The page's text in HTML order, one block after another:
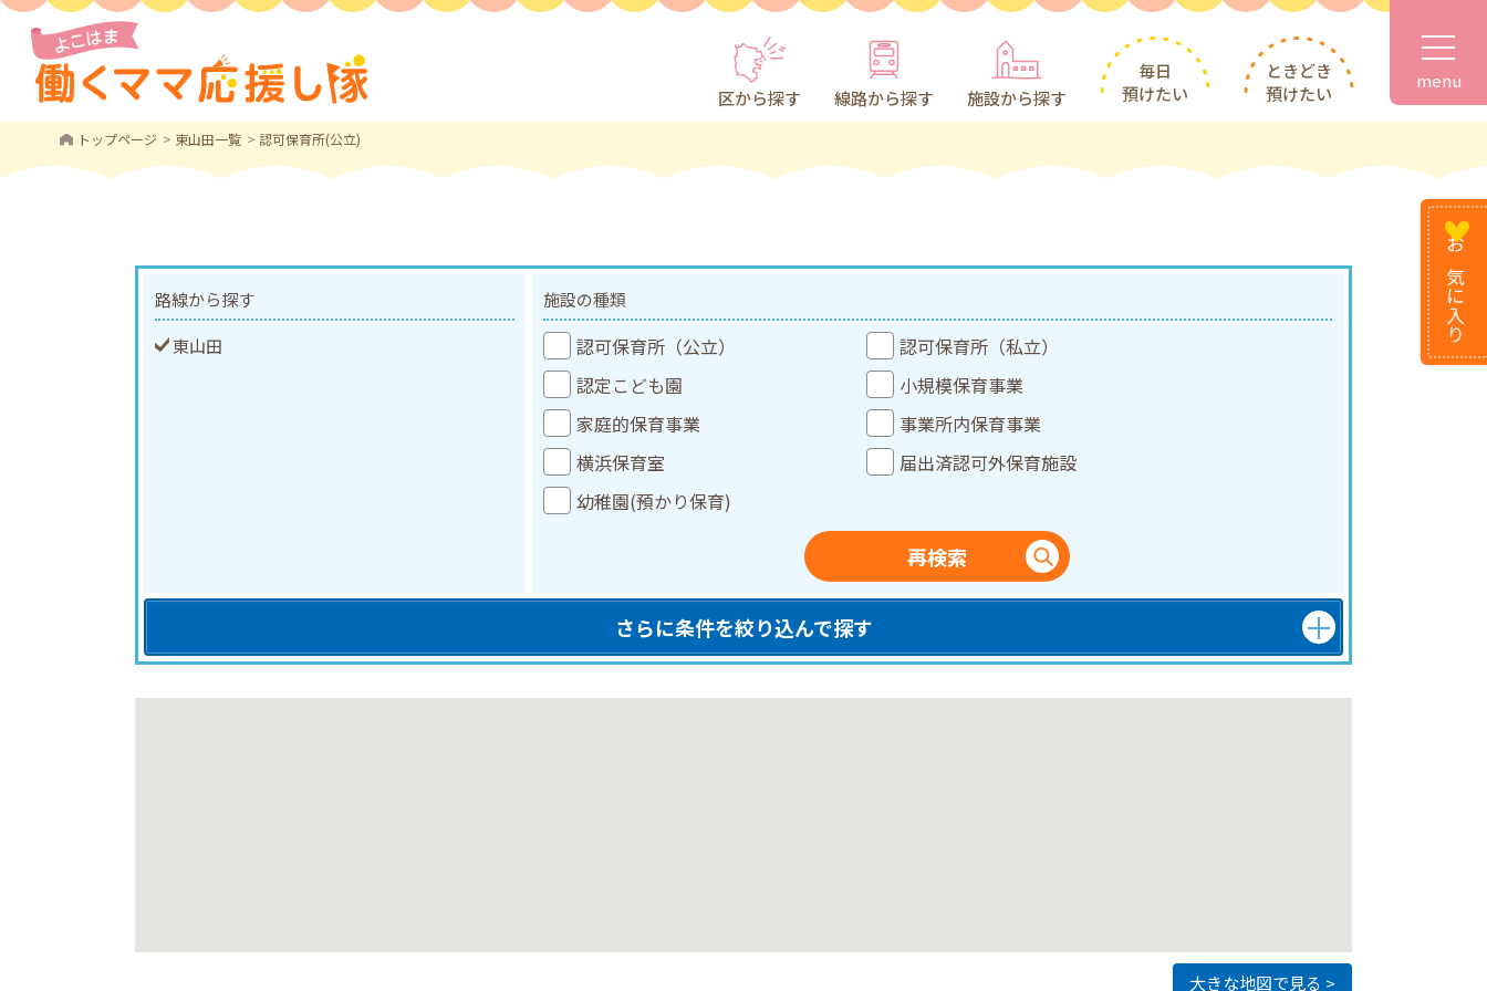
区から探す 線路から探す 施設から探す
毎日
預けたい
ときどき
預けたい
menu
お気に
入り
トップページ 東山田一覧 認可保育所(公立)
路線から探す
東山田
施設の種類
認可保育所（公立）
認可保育所（私立）
認定こども園
小規模保育事業
家庭的保育事業
事業所内保育事業
横浜保育室
届出済認可外保育施設
幼稚園(預かり保育)
再検索
さらに条件を絞り込んで探す
大きな地図で見る